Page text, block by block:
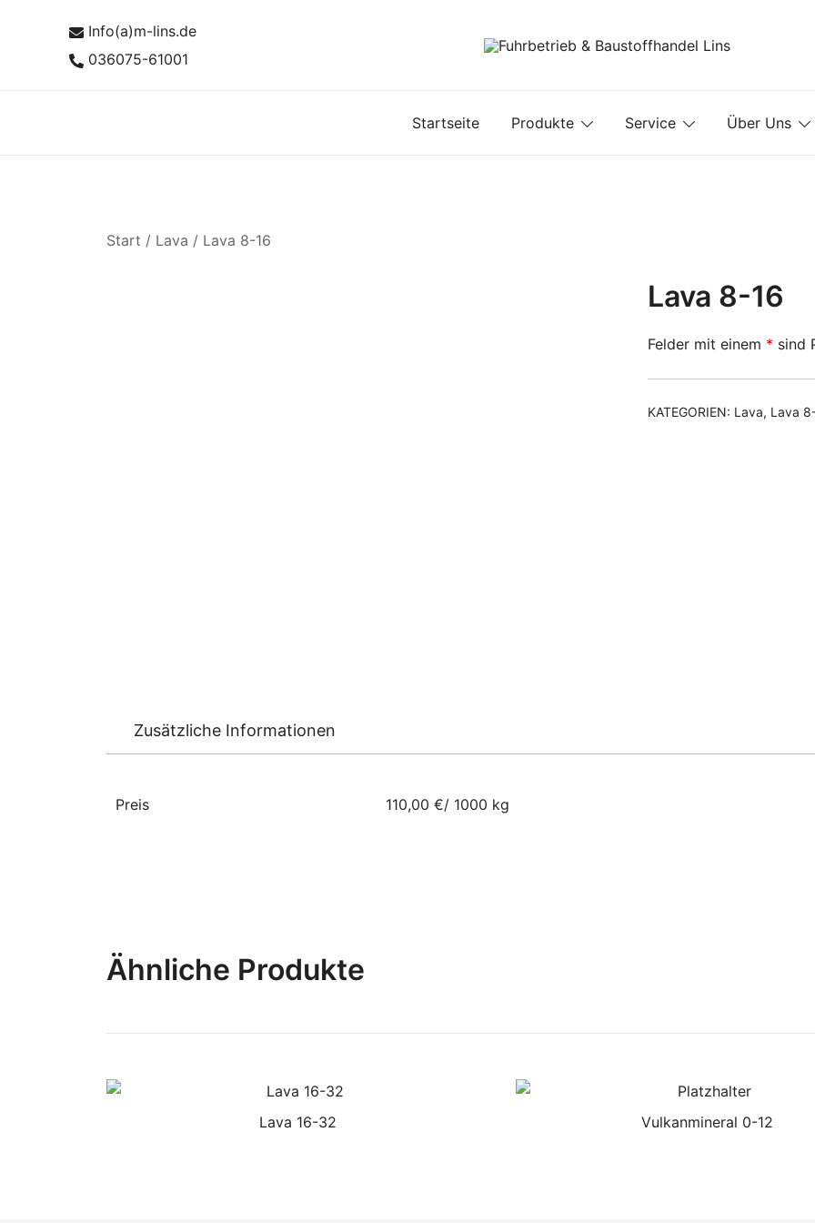
Info(a)m-lins.de
036075-61001
Startseite Produkte Service Über Uns
Start / Lava / Lava 8-16
Lava 8-16
Felder mit einem * sind
KATEGORIEN: Lava, Lava
Zusätzliche Informationen
Preis 110,00 €/ 1000 kg
Ähnliche Produkte
Lava 16-32 Vulkanmineral 0-12